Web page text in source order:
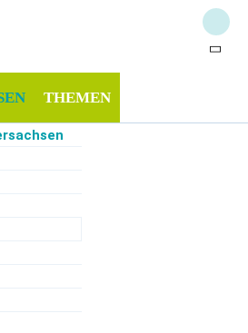
THEMEN